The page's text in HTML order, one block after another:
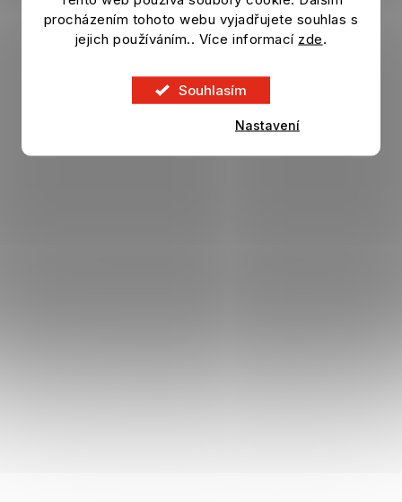
procházením tohoto webu vyjadřujete souhlas s
jejich používáním.. Více informací zde.
Souhlasím
Nastavení
349 Kč DO KOŠÍKU